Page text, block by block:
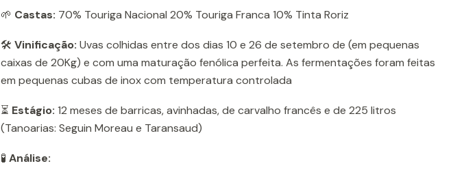
🌱 Castas: 70% Touriga Nacional 20% Touriga Franca 10% Tinta Roriz
🛠️ Vinificação: Uvas colhidas entre dos dias 10 e 26 de setembro de (em pequenas
caixas de 20Kg) e com uma maturação fenólica perfeita. As fermentações foram feitas
em pequenas cubas de inox com temperatura controlada
⏳ Estágio: 12 meses de barricas, avinhadas, de carvalho francês e de 225 litros
(Tanoarias: Seguin Moreau e Taransaud)
🧪 Análise: